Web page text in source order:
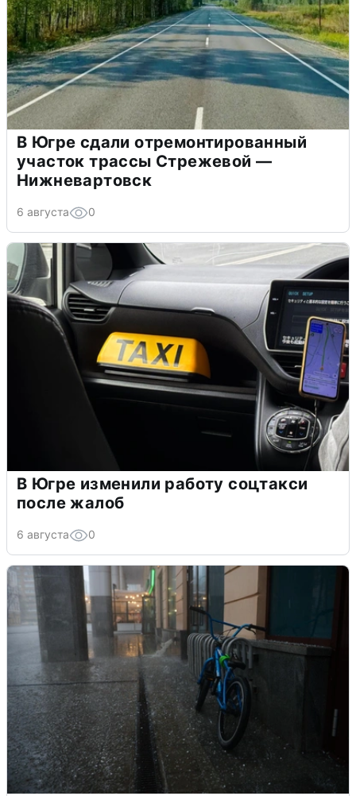
В Югре сдали отремонтированный
участок трассы Стрежевой —
Нижневартовск
6 августа 0
В Югре изменили работу соцтакси
после жалоб
6 августа 0